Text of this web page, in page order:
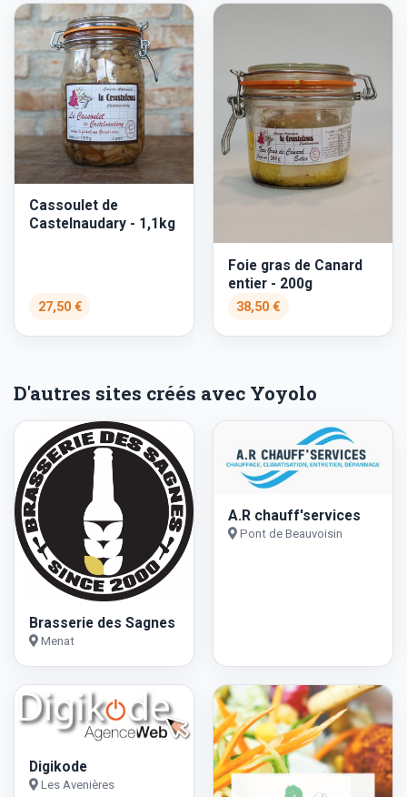
Cassoulet de
Castelnaudary - 1,1kg
27,50 €
Foie gras de Canard
entier - 200g
38,50 €
D'autres sites créés avec Yoyolo
Brasserie des Sagnes
Menat
A.R chauff'services
Pont de Beauvoisin
Digikode
Les Avenières